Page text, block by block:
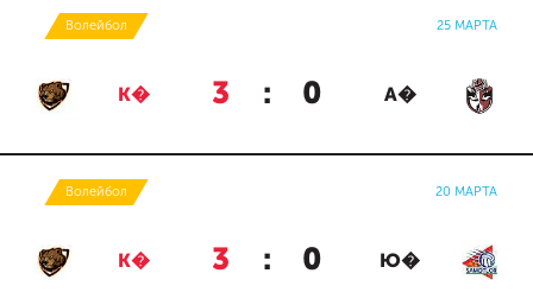
Волейбол 25 МАРТА
К� 3 : 0 А�
Волейбол 20 МАРТА
К� 3 : 0 Ю�